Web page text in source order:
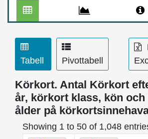
Tabell Pivottabell
Körkort. Antal Körkort
år, körkort klass, kön och
ålder på
Showing 1 to 50 of 1,048